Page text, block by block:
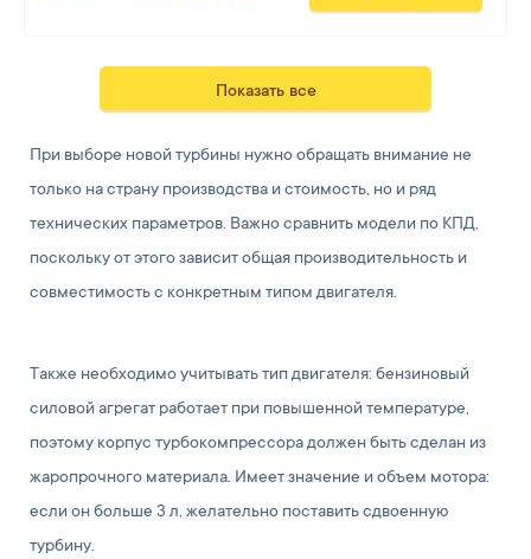
Показать все
При выборе новой турбины нужно обращать внимание не
только на страну производства и стоимость, но и ряд
технических параметров. Важно сравнить модели по КПД,
поскольку от этого зависит общая производительность и
совместимость с конкретным типом двигателя.
Также необходимо учитывать тип двигателя: бензиновый
силовой агрегат работает при повышенной температуре,
поэтому корпус турбокомпрессора должен быть сделан из
жаропрочного материала. Имеет значение и объем мотора:
если он больше 3 л, желательно поставить сдвоенную
турбину.